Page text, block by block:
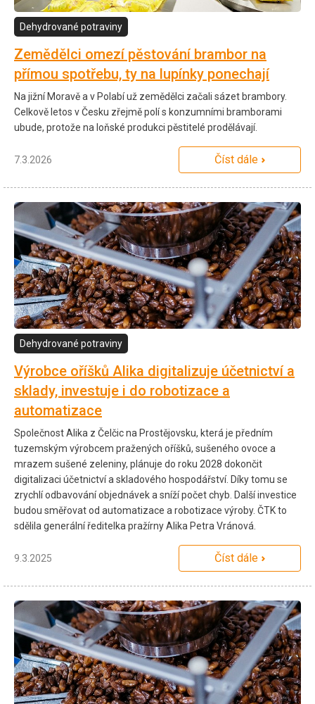
Dehydrované potraviny
Zemědělci omezí pěstování brambor na
přímou spotřebu, ty na lupínky ponechají
Na jižní Moravě a v Polabí už zemědělci začali sázet brambory.
Celkově letos v Česku zřejmě polí s konzumními bramborami
ubude, protože na loňské produkci pěstitelé prodělávají.
7.3.2026 Číst dále
Dehydrované potraviny
Výrobce oříšků Alika digitalizuje účetnictví a
sklady, investuje i do robotizace a
automatizace
Společnost Alika z Čelčic na Prostějovsku, která je předním
tuzemským výrobcem pražených oříšků, sušeného ovoce a
mrazem sušené zeleniny, plánuje do roku 2028 dokončit
digitalizaci účetnictví a skladového hospodářství. Díky tomu se
zrychlí odbavování objednávek a sníží počet chyb. Další investice
budou směřovat od automatizace a robotizace výroby. ČTK to
sdělila generální ředitelka pražírny Alika Petra Vránová.
9.3.2025 Číst dále